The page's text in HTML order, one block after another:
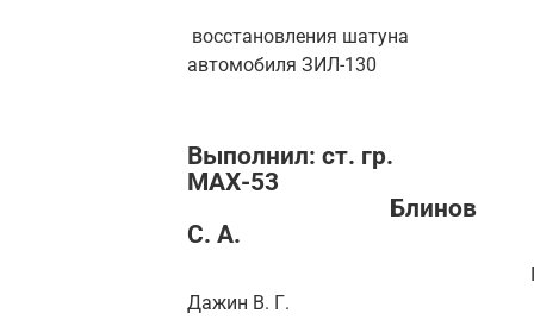
восстановления шатуна
автомобиля ЗИЛ-130
Выполнил: ст. гр.
Блинов
С. А.
Дажин В. Г.